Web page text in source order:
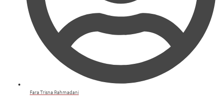
Fara Trisna Rahmadani